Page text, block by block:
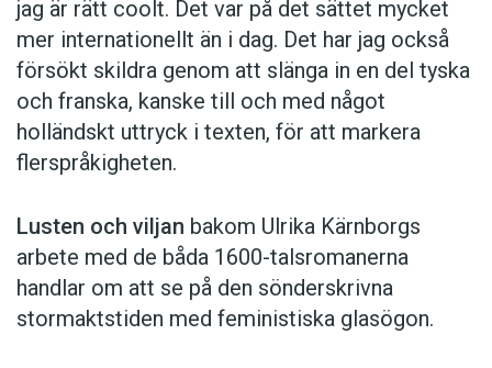
jag är rätt coolt. Det var på det sättet mycket
mer internationellt än i dag. Det har jag också
försökt skildra genom att slänga in en del tyska
och franska, kanske till och med något
holländskt uttryck i texten, för att markera
flerspråkigheten.
Lusten och viljan bakom Ulrika Kärnborgs
arbete med de båda 1600-talsromanerna
handlar om att se på den sönderskrivna
stormaktstiden med feministiska glasögon.